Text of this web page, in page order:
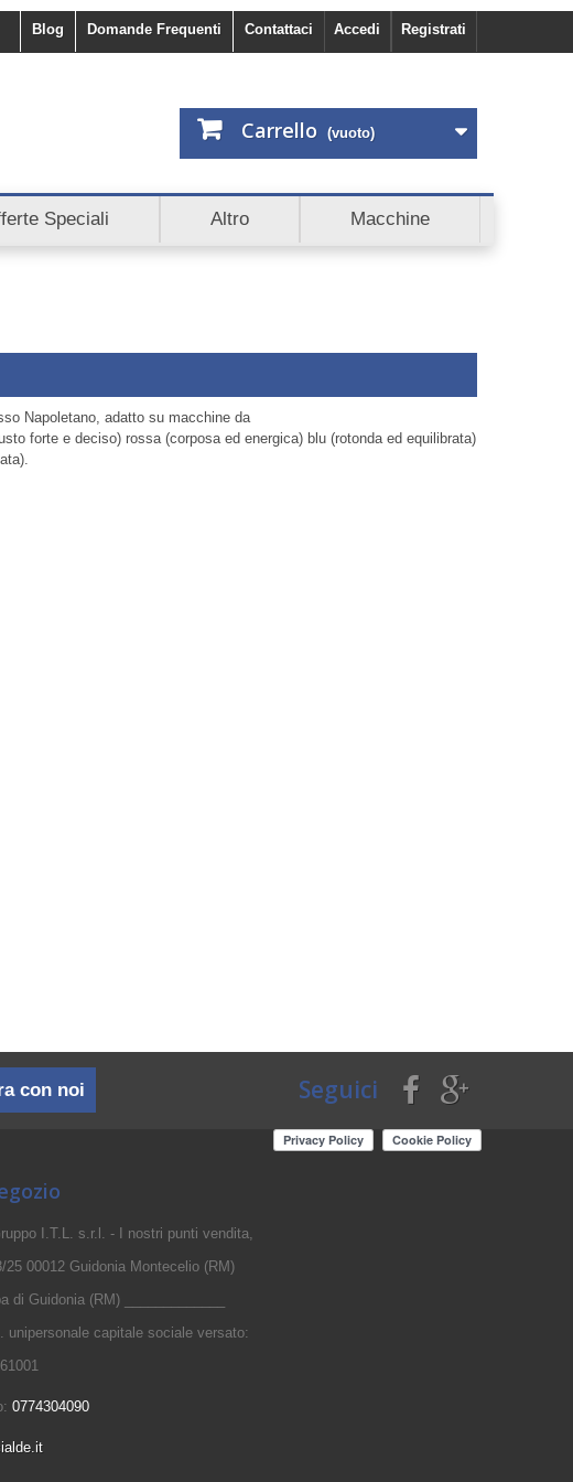
Registrati
Accedi
Contattaci
Domande Frequenti
Blog
Carrello (vuoto)
e ottieni subito 5€ di sconto. Scopri anche Cashback e
Speciali Altro Macchine
Napoletano, adatto su macchine da
forte e deciso) rossa (corposa ed energica) blu (rotonda ed equilibrata)
Seguici
con noi
I.T.L. s.r.l. - I nostri punti vendita,
00012 Guidonia Montecelio (RM)
di Guidonia (RM) _____________
unipersonale capitale sociale versato:
0774304090